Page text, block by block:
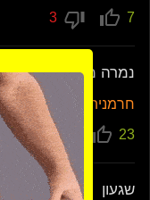
7
נמרה מכורה לסקס
חרמנית אש מתה לסקס
23
2
שגעון